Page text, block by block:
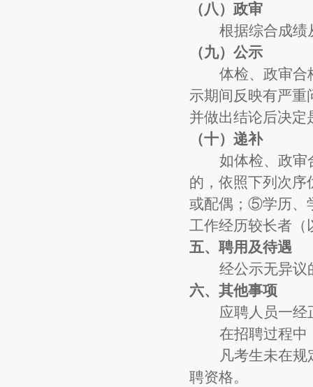
（八） 政审
根据综合成绩
（九） 公示
体检、政审合
示期间反映有严重
并做出结论后决定
（十） 递补
如体检、政审
的， 依照下列次序
或配偶；⑤学历、
工作经历较长者（
五、 聘用及待遇
经公示无异议
六、 其他事项
应聘人员一经
在招聘过程中
凡考生未在
聘资格。